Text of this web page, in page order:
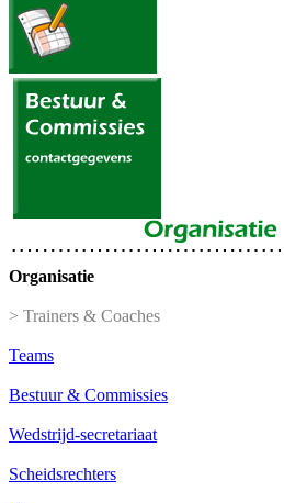
Organisatie
> Trainers & Coaches
Teams
Bestuur & Commissies
Wedstrijd-secretariaat
Scheidsrechters